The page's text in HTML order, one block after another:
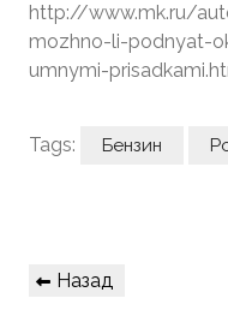
http://www.mk.ru/
mozhno-li-podnyat-
umnymi-
Tags: Бензин
Навигация
Предыдущая
Назад